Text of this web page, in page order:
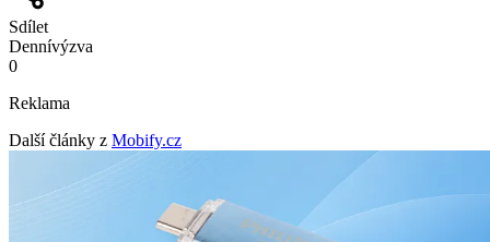
Sdílet
Dennívýzva
0
Reklama
Další články z Mobify.cz